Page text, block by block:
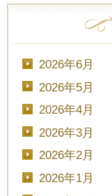
2026年6月
2026年5月
2026年4月
2026年3月
2026年2月
2026年1月